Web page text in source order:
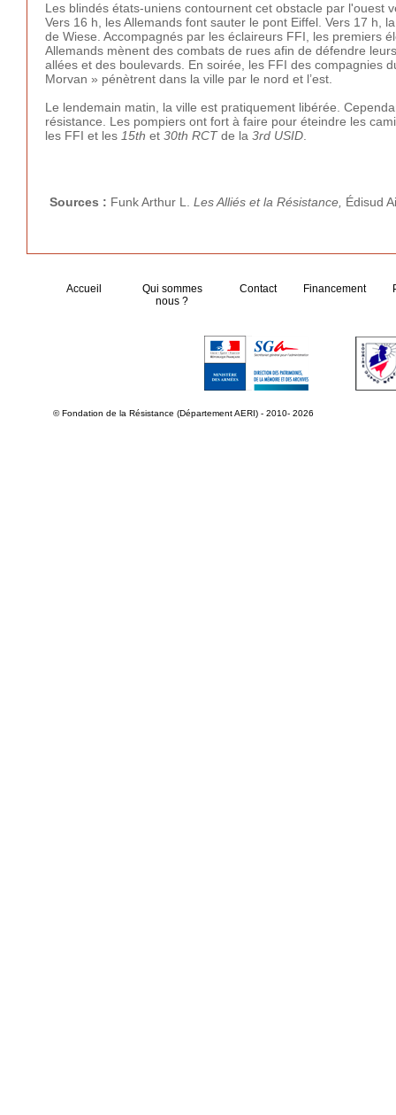
Les blindés états-uniens contournent cet obstacle par l'ouest
Vers 16 h, les Allemands font sauter le pont Eiffel. Vers 17 h,
de Wiese. Accompagnés par les éclaireurs FFI, les premiers
Allemands mènent des combats de rues afin de défendre
allées et des boulevards. En soirée, les FFI des compagnies
Morvan » pénètrent dans la ville par le nord et l’est.
Le lendemain matin, la ville est pratiquement libérée.
résistance. Les pompiers ont fort à faire pour éteindre les
les FFI et les 15th et 30th RCTde la 3rd USID
Sources : Funk Arthur L. Les Alliés et la Résistance, Édisud
Accueil
Qui sommes
nous ?
Contact Financement
© Fondation de la Résistance (Département AERI) - 2010- 2026